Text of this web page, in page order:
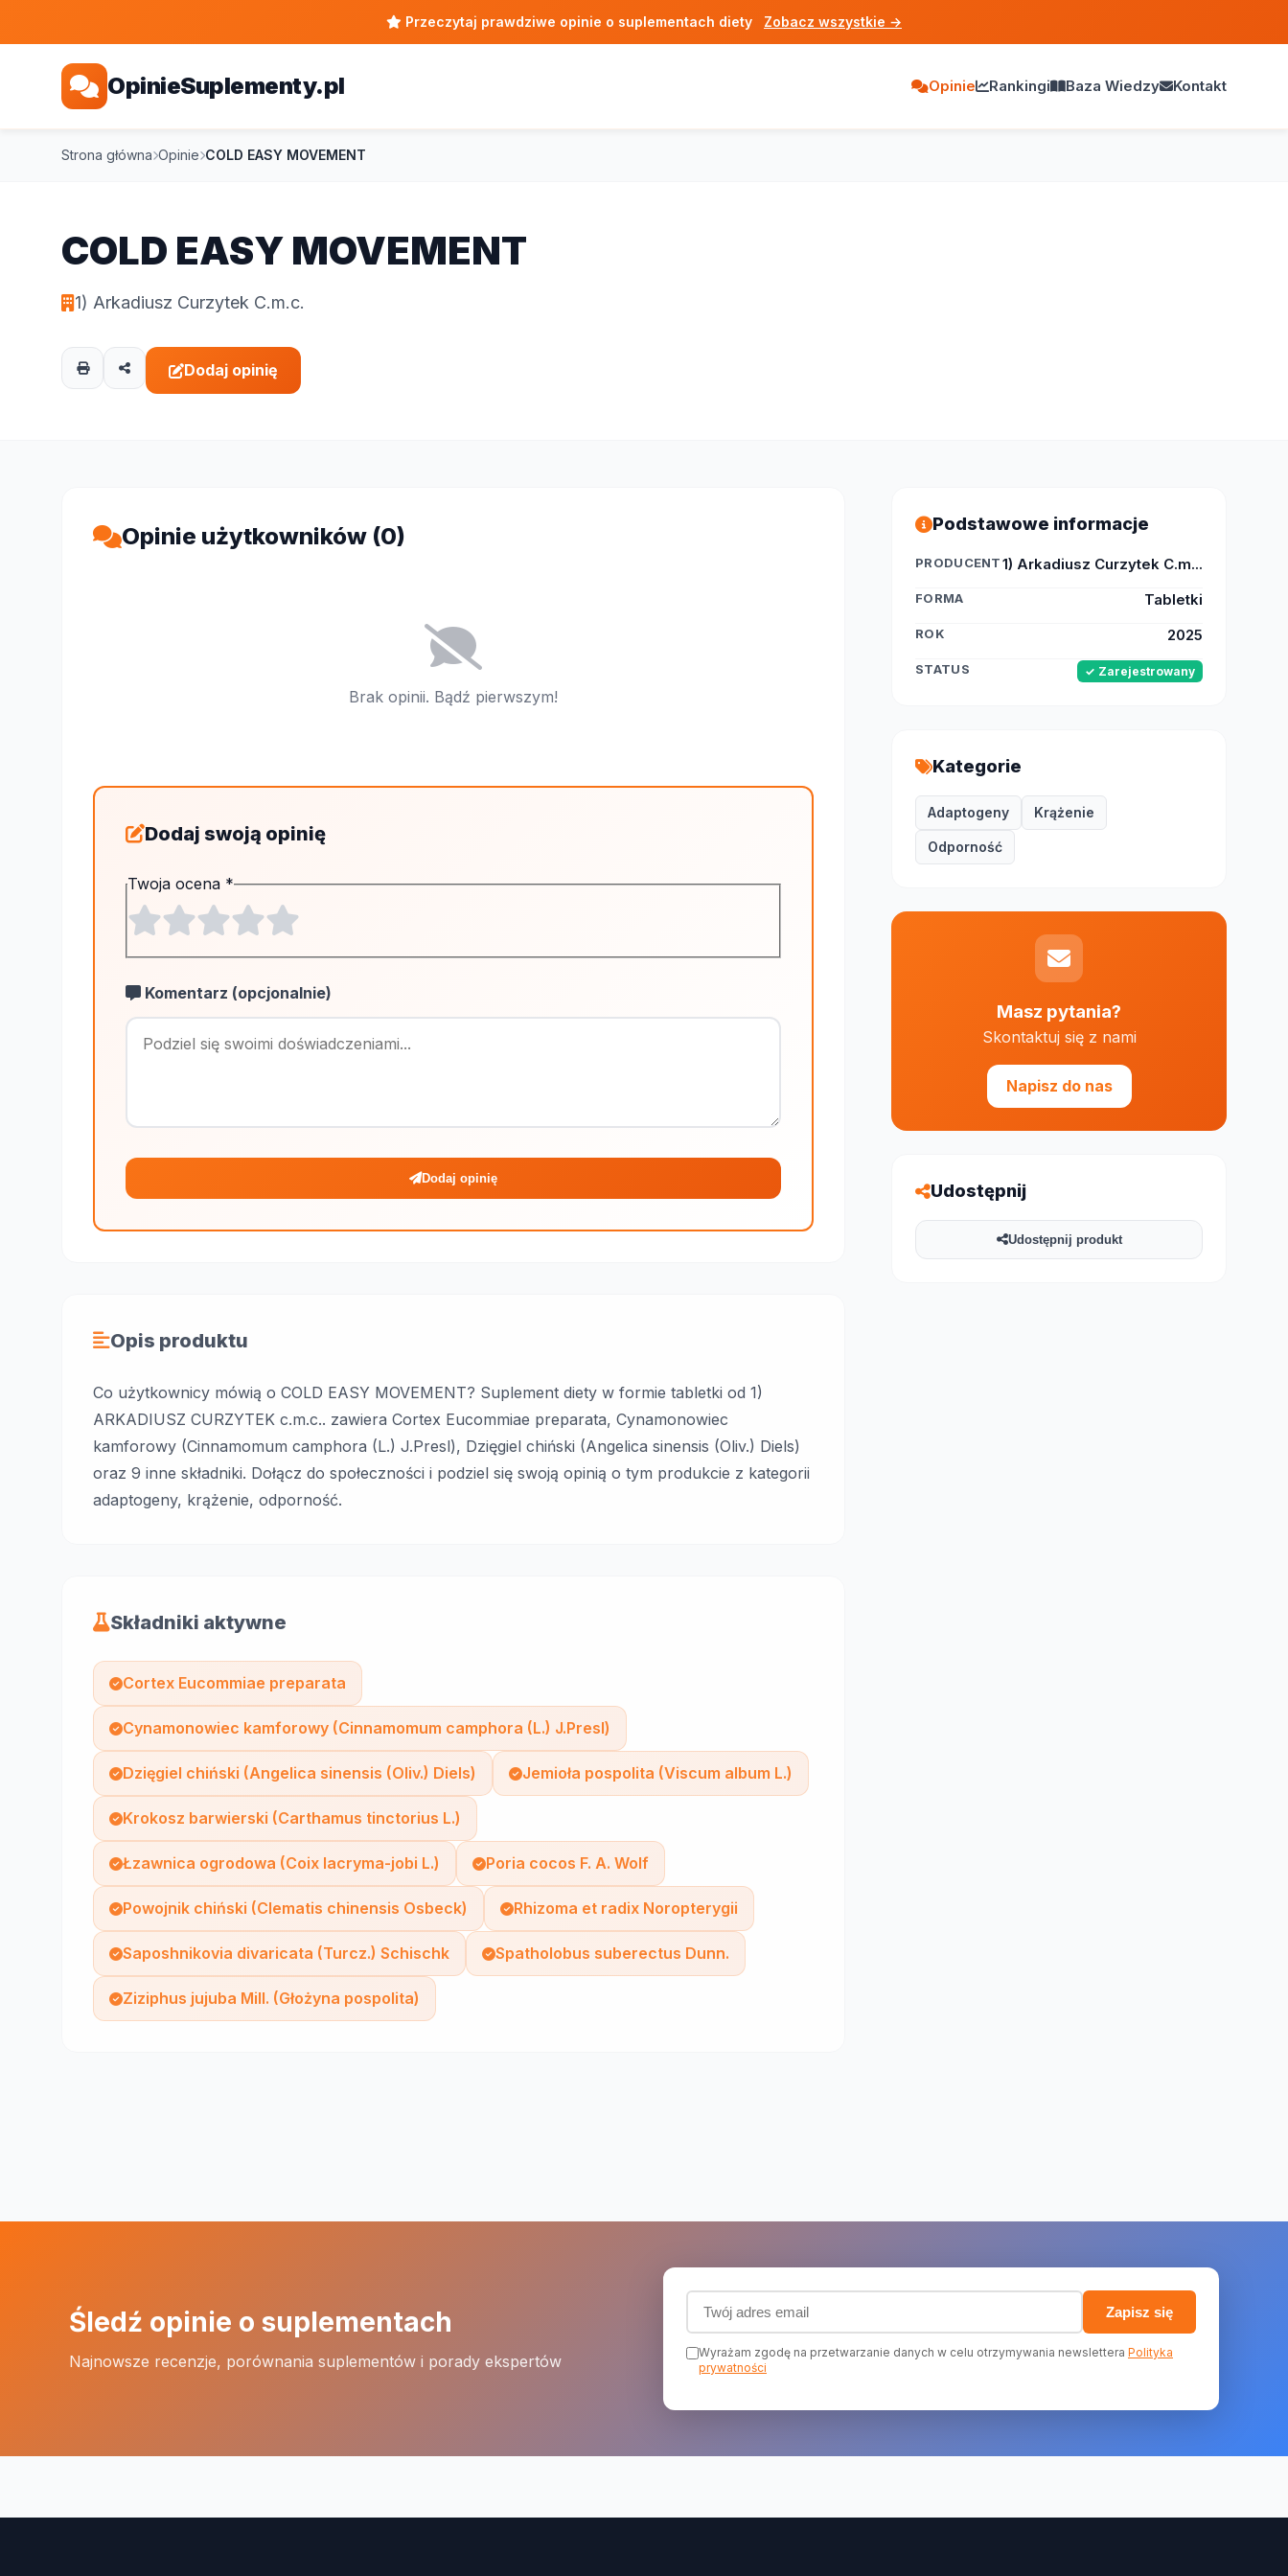
Przeczytaj prawdziwe opinie o suplementach diety Zobacz wszystkie →
OpinieSuplementy.pl Opinie Rankingi Baza Wiedzy Kontakt
Strona główna Opinie COLD EASY MOVEMENT
COLD EASY MOVEMENT
1) Arkadiusz Curzytek C.m.c.
Dodaj opinię
Opinie użytkowników (0)
Brak opinii. Bądź pierwszym!
Dodaj swoją opinię
Twoja ocena *
Komentarz (opcjonalnie)
Maksymalnie 1000 znaków
Dodaj opinię
Opis produktu
Co użytkownicy mówią o COLD EASY MOVEMENT? Suplement diety w formie tabletki od 1)
ARKADIUSZ CURZYTEK c.m.c.. zawiera Cortex Eucommiae preparata, Cynamonowiec
kamforowy (Cinnamomum camphora (L.) J.Presl), Dzięgiel chiński (Angelica sinensis (Oliv.) Diels)
oraz 9 inne składniki. Dołącz do społeczności i podziel się swoją opinią o tym produkcie z kategorii
adaptogeny, krążenie, odporność.
Składniki aktywne
Cortex Eucommiae preparata
Cynamonowiec kamforowy (Cinnamomum camphora (L.) J.Presl)
Dzięgiel chiński (Angelica sinensis (Oliv.) Diels) Jemioła pospolita (Viscum album L.)
Krokosz barwierski (Carthamus tinctorius L.)
Łzawnica ogrodowa (Coix lacryma-jobi L.) Poria cocos F. A. Wolf
Powojnik chiński (Clematis chinensis Osbeck) Rhizoma et radix Noropterygii
Saposhnikovia divaricata (Turcz.) Schischk Spatholobus suberectus Dunn.
Ziziphus jujuba Mill. (Głożyna pospolita)
Podstawowe informacje
PRODUCENT1) Arkadiusz Curzytek C.m...
FORMA Tabletki
ROK 2025
STATUS ✓ Zarejestrowany
Kategorie
Adaptogeny Krążenie
Odporność
Masz pytania?
Skontaktuj się z nami
Napisz do nas
Udostępnij
Udostępnij produkt
Śledź opinie o suplementach
Najnowsze recenzje, porównania suplementów i porady ekspertów
Adres email (wymagany)
Zapisz się
Wyrażam zgodę na przetwarzanie danych w celu otrzymywania newslettera Polityka
prywatności